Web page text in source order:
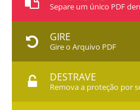
Separe um único PDF
GIRE
Gire o Arquivo PDF
DESTRAVE
Remova a proteção por